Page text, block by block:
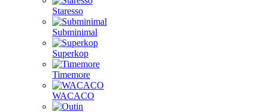
Staresso
Subminimal
Superkop
Timemore
WACACO